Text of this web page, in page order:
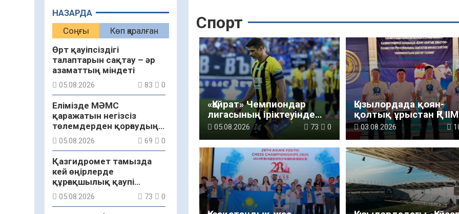
НАЗАРДА
Соңғы
Көп қаралған
Өрт қауіпсіздігі
талаптарын сақтау – әр
азаматтың міндеті
05.08.2026 83 0
Елімізде МӘМС
қаражатын негізсіз
төлемдерден қорғаудың
жаңа жүйесі құрылуда
05.08.2026 69 0
Қазгидромет тамызда
кей өңірлерде
құрғақшылық қаупі
жоғары екенін болжады
05.08.2026 73 0
Спорт
«Қайрат» Чемпиондар
лигасының іріктеуінде
«Левскиге» есе жіберді
05.08.2026 73 0
Қызылордада қоян-
қолтық ұрыстан ҚР ІІМ
чемпионатына іріктеу
турнирі өтті
03.08.2026